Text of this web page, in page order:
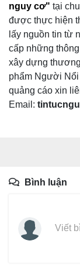
nguy cơ" tại
được thực hiện
lấy nguồn tin từ
cấp những
xây dựng
phẩm Người Nổi
quảng cáo xin
Email:
Bình luận
Viết